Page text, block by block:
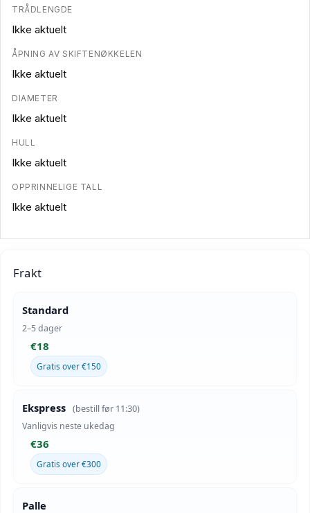
TRÅDLENGDE
Ikke aktuelt
ÅPNING AV SKIFTENØKKELEN
Ikke aktuelt
DIAMETER
Ikke aktuelt
HULL
Ikke aktuelt
OPPRINNELIGE TALL
Ikke aktuelt
Frakt
Standard
2–5 dager
€18
Gratis over €150
Ekspress (bestill før 11:30)
Vanligvis neste ukedag
€36
Gratis over €300
Palle